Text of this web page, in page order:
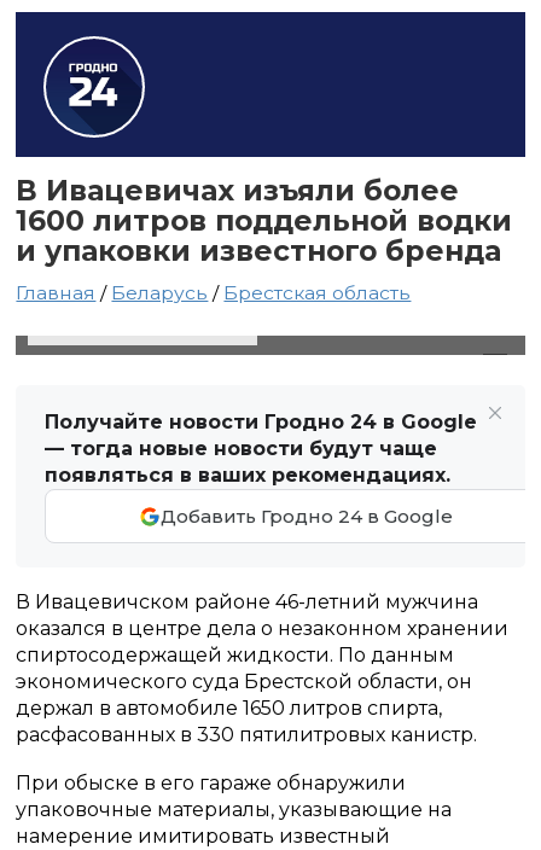
В Ивацевичах изъяли более
1600 литров поддельной водки
и упаковки известного бренда
Главная / Беларусь / Брестская область
Получайте новости Гродно 24 в Google
— тогда новые новости будут чаще
появляться в ваших рекомендациях.
Добавить Гродно 24 в Google
В Ивацевичском районе 46-летний мужчина
оказался в центре дела о незаконном хранении
спиртосодержащей жидкости. По данным
экономического суда Брестской области, он
держал в автомобиле 1650 литров спирта,
расфасованных в 330 пятилитровых канистр.
При обыске в его гараже обнаружили
упаковочные материалы, указывающие на
намерение имитировать известный